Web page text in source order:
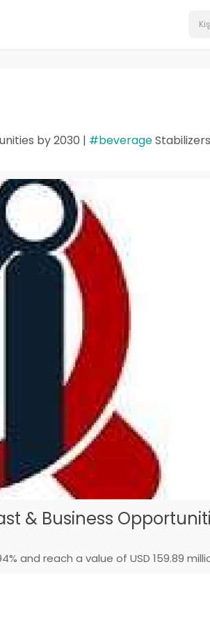
by 2030 | #beverage
& Business
and reach a value of USD 159.89